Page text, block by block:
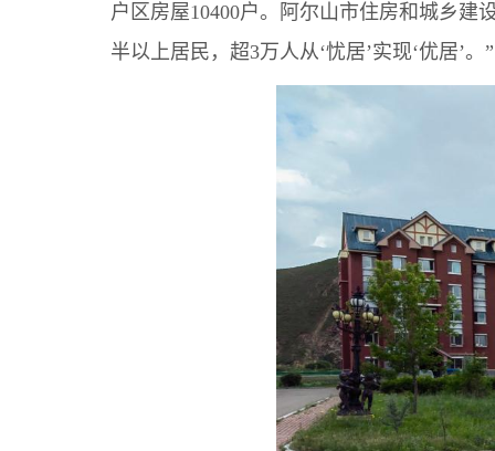
户区房屋10400户。阿尔山市住房和城乡建
半以上居民，超3万人从‘忧居’实现‘优居’。”